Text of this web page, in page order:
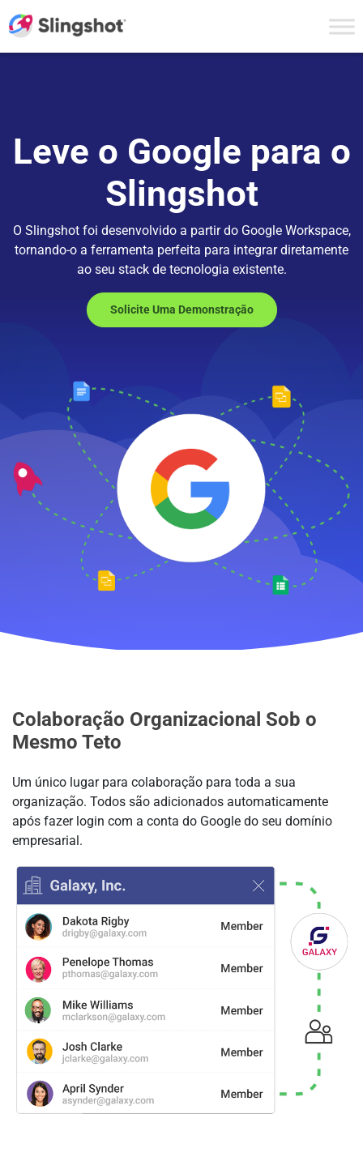
Leve o Google para o
Slingshot
O Slingshot foi desenvolvido a partir do Google Workspace,
tornando-o a ferramenta perfeita para integrar diretamente
ao seu stack de tecnologia existente.
Solicite Uma Demonstração
Colaboração Organizacional Sob o
Mesmo Teto
Um único lugar para colaboração para toda a sua
organização. Todos são adicionados automaticamente
após fazer login com a conta do Google do seu domínio
empresarial.